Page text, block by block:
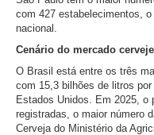
com 427 estabelecimentos,
nacional.
Cenário do mercado
O Brasil está entre os três
com 15,3 bilhões de litros
Estados Unidos. Em 2025, o
registradas, o maior número
Cerveja do Ministério da